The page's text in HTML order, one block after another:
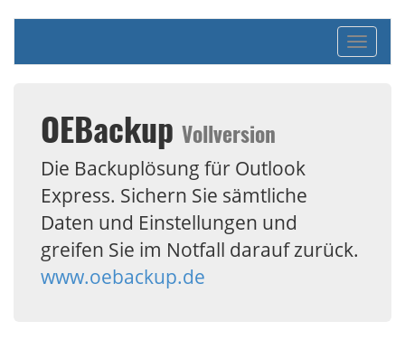
ein-/
OEBackup Vollversion
Die Backuplösung für Outlook
Express. Sichern Sie sämtliche
Daten und Einstellungen und
greifen Sie im Notfall darauf zurück.
www.oebackup.de